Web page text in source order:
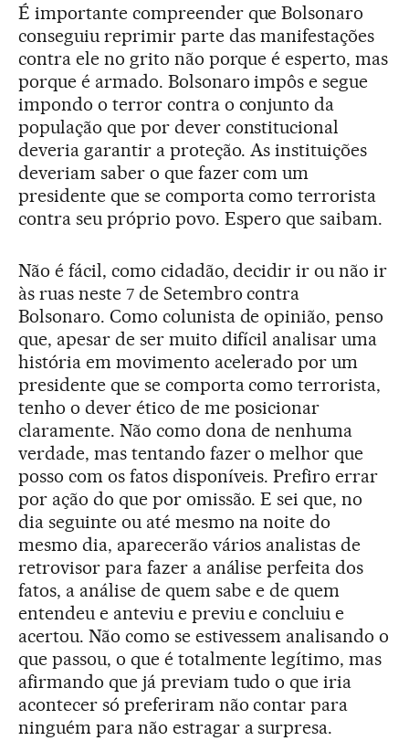
É importante compreender que Bolsonaro
conseguiu reprimir parte das manifestações
contra ele no grito não porque é esperto, mas
porque é armado. Bolsonaro impôs e segue
impondo o terror contra o conjunto da
população que por dever constitucional
deveria garantir a proteção. As instituições
deveriam saber o que fazer com um
presidente que se comporta como terrorista
contra seu próprio povo. Espero que saibam.
Não é fácil, como cidadão, decidir ir ou não ir
às ruas neste 7 de Setembro contra
Bolsonaro. Como colunista de opinião, penso
que, apesar de ser muito difícil analisar uma
história em movimento acelerado por um
presidente que se comporta como terrorista,
tenho o dever ético de me posicionar
claramente. Não como dona de nenhuma
verdade, mas tentando fazer o melhor que
posso com os fatos disponíveis. Prefiro errar
por ação do que por omissão. E sei que, no
dia seguinte ou até mesmo na noite do
mesmo dia, aparecerão vários analistas de
retrovisor para fazer a análise perfeita dos
fatos, a análise de quem sabe e de quem
entendeu e anteviu e previu e concluiu e
acertou. Não como se estivessem analisando o
que passou, o que é totalmente legítimo, mas
afirmando que já previam tudo o que iria
acontecer só preferiram não contar para
ninguém para não estragar a surpresa.